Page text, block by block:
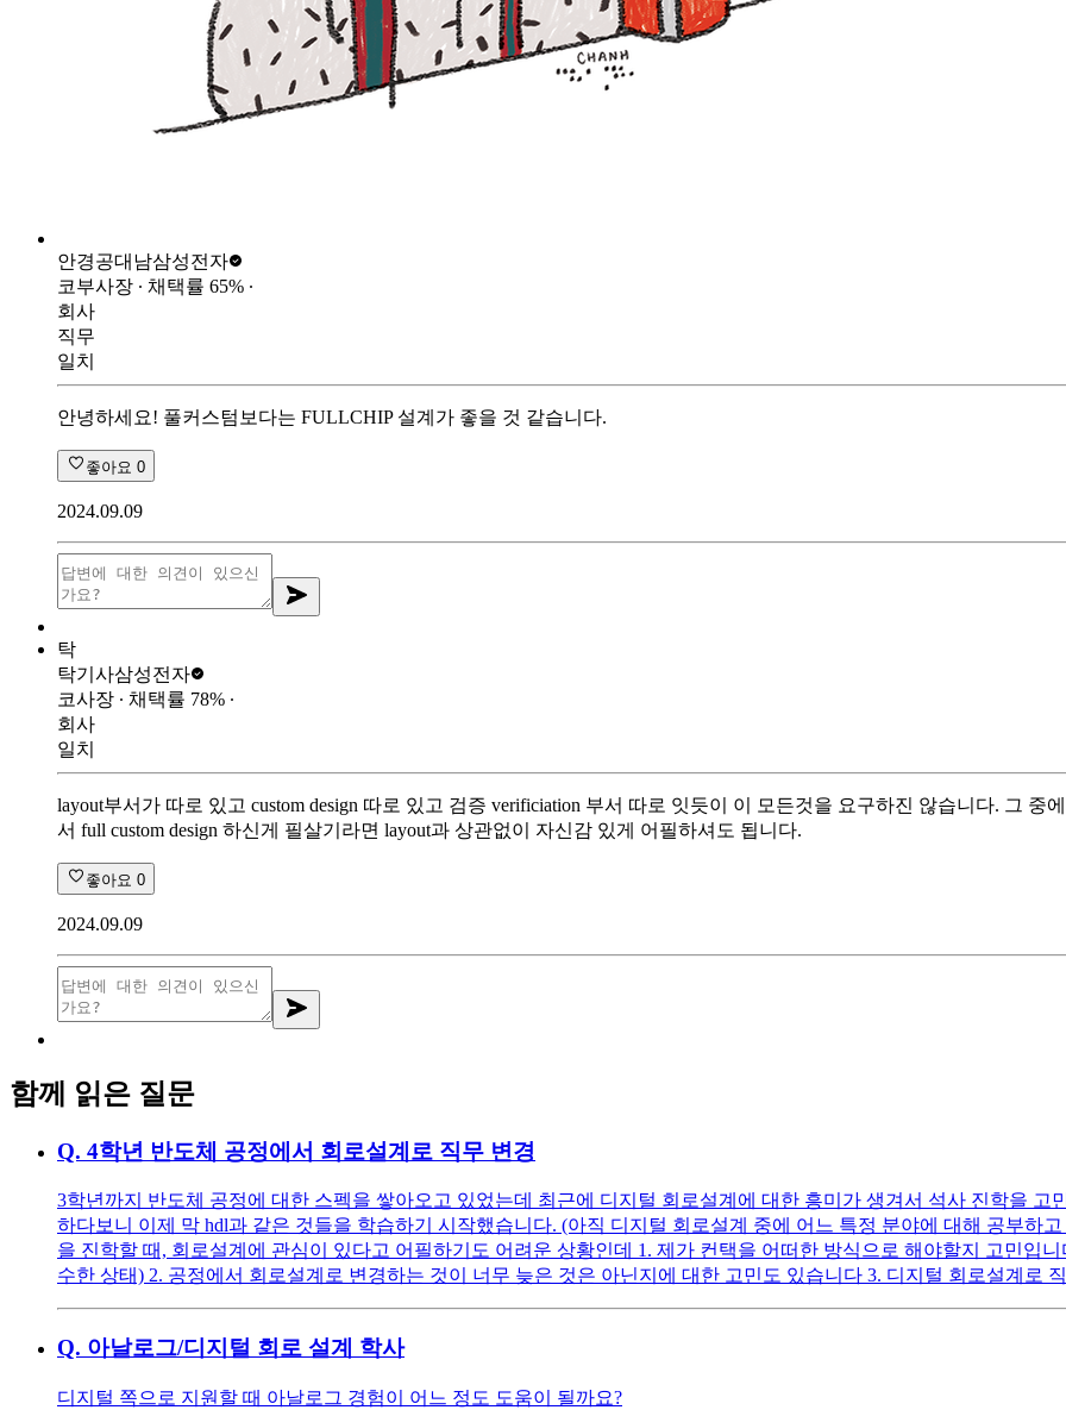
안경공대남삼성전자
코부사장 ∙ 채택률 65% ∙
회사
직무
일치
안녕하세요! 풀커스텀보다는 FULLCHIP 설계가 좋을 것 같습니다.
좋아요 0
2024.09.09
탁
탁기사삼성전자
코사장 ∙ 채택률 78% ∙
회사
일치
layout부서가 따로 있고 custom design 따로 있고 검증 verificiation 부서 따로 잇듯이 이 모든것을 요구하진 않습니다. 그
서 full custom design 하신게 필살기라면 layout과 상관없이 자신감 있게 어필하셔도 됩니다.
좋아요 0
2024.09.09
함께 읽은 질문
Q. 4학년 반도체 공정에서 회로설계로 직무 변경
3학년까지 반도체 공정에 대한 스펙을 쌓아오고 있었는데 최근에 디지털 회로설계에 대한 흥미가 생겨서 석사 진학을
하다보니 이제 막 hdl과 같은 것들을 학습하기 시작했습니다. (아직 디지털 회로설계 중에 어느 특정 분야에 대해 공부하
을 진학할 때, 회로설계에 관심이 있다고 어필하기도 어려운 상황인데 1. 제가 컨택을 어떠한 방식으로 해야할지 고민입
수한 상태) 2. 공정에서 회로설계로 변경하는 것이 너무 늦은 것은 아닌지에 대한 고민도 있습니다 3. 디지털 회로설계로
Q. 아날로그/디지털 회로 설계 학사
디지털 쪽으로 지원할 때 아날로그 경험이 어느 정도 도움이 될까요?